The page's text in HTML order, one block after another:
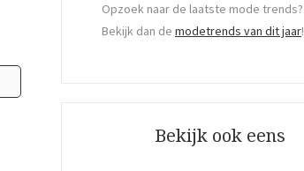
Opzoek naar de laatste mode trends?
Bekijk dan de modetrends van dit jaar!
Bekijk ook eens